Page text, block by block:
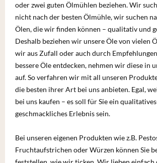
oder zwei guten Ölmühlen beziehen. Wir
nicht nach der besten Ölmühle, wir suchen
Ölen, die wir finden können – qualitativ und
Deshalb beziehen wir unsere Öle von vielen
wir aus Zufall oder auch durch
bessere Öle entdecken, nehmen wir diese in
auf. So verfahren wir mit all unseren
die besten ihrer Art bei uns anbieten. Egal,
bei uns kaufen – es soll für Sie ein
geschmackliches Erlebnis sein.
Bei unseren eigenen Produkten wie z.B.
Fruchtaufstrichen oder Würzen können Sie